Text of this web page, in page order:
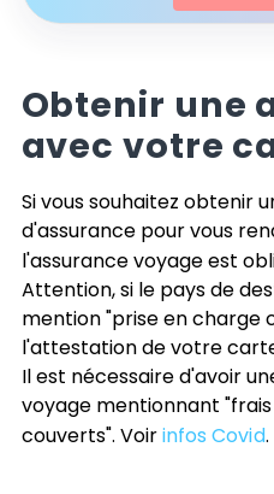
Obtenir une
avec votre
Si vous souhaitez obtenir
d'assurance pour vous
l'assurance voyage est
Attention, si le pays de
mention "prise en charge
l'attestation de votre
Il est nécessaire d'avoir
voyage mentionnant
couverts". Voirinfos Covid.